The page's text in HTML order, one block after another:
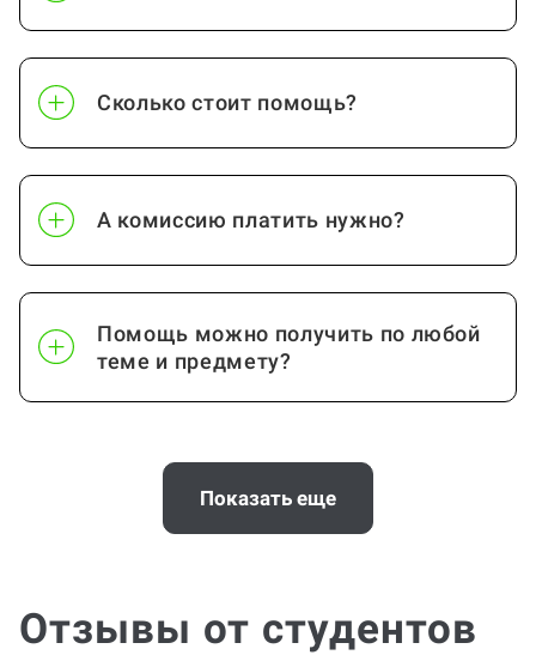
Сколько стоит помощь?
А комиссию платить нужно?
Помощь можно получить по любой
теме и предмету?
Почему выгодно заказать
консультацию по проектной работе
на Work5?
Помощь с услугой Проектная работа
Показать еще
Отзывы от студентов